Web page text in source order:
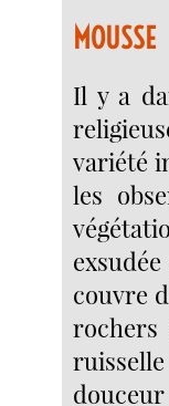
MOUSSE
Il y a
variété
les
couvre